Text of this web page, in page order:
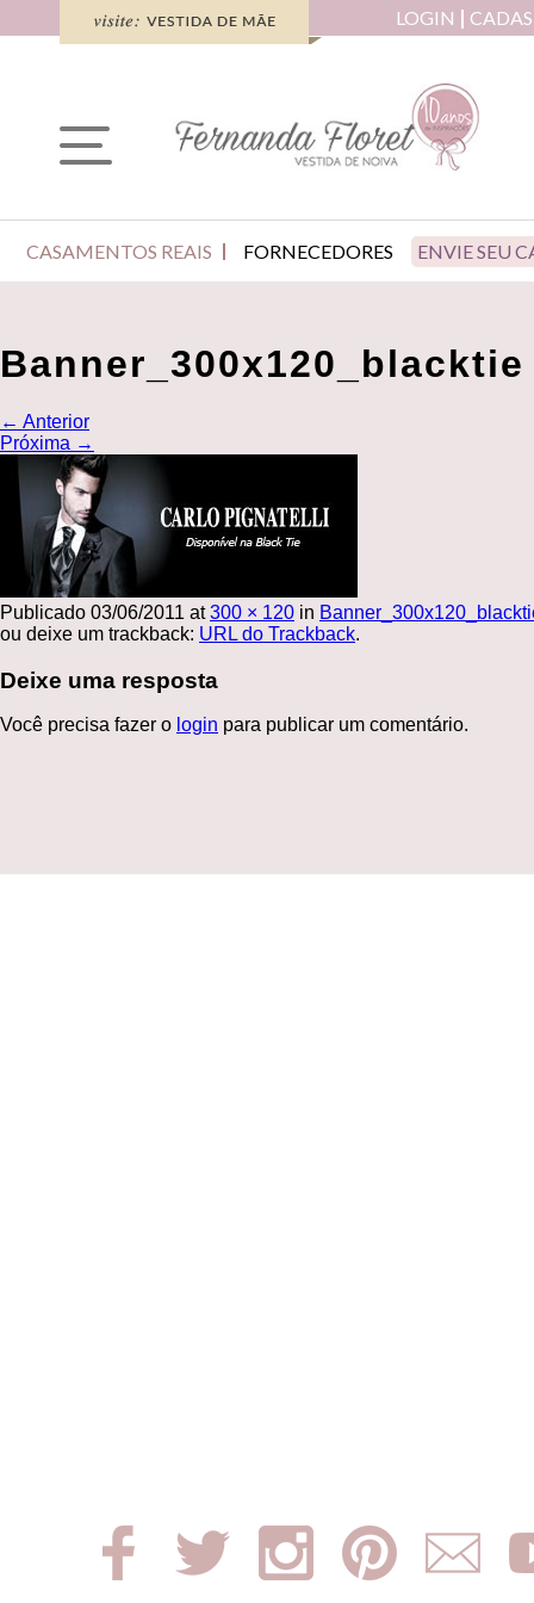
LOGIN
CASAMENTOS REAIS FORNECEDORES ENVIE SEU
Banner_300x120_blacktie
← Anterior
Próxima →
Publicado 03/06/2011 at300 × 120 in
ou deixe um trackback: URL do Trackback.
Deixe uma resposta
Você precisa fazer o login para publicar um comentário.